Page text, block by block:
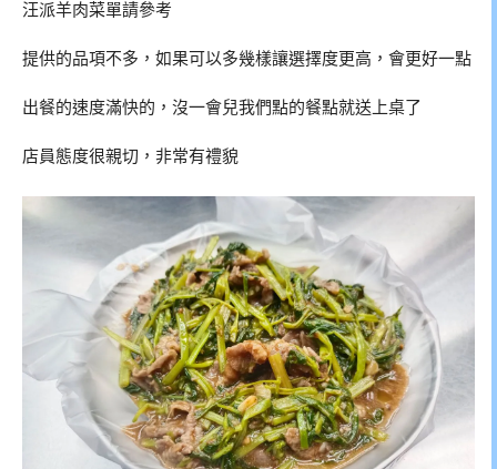
汪派羊肉菜單請參考
提供的品項不多，如果可以多幾樣讓選擇度更高，會更好一點
出餐的速度滿快的，沒一會兒我們點的餐點就送上桌了
店員態度很親切，非常有禮貌